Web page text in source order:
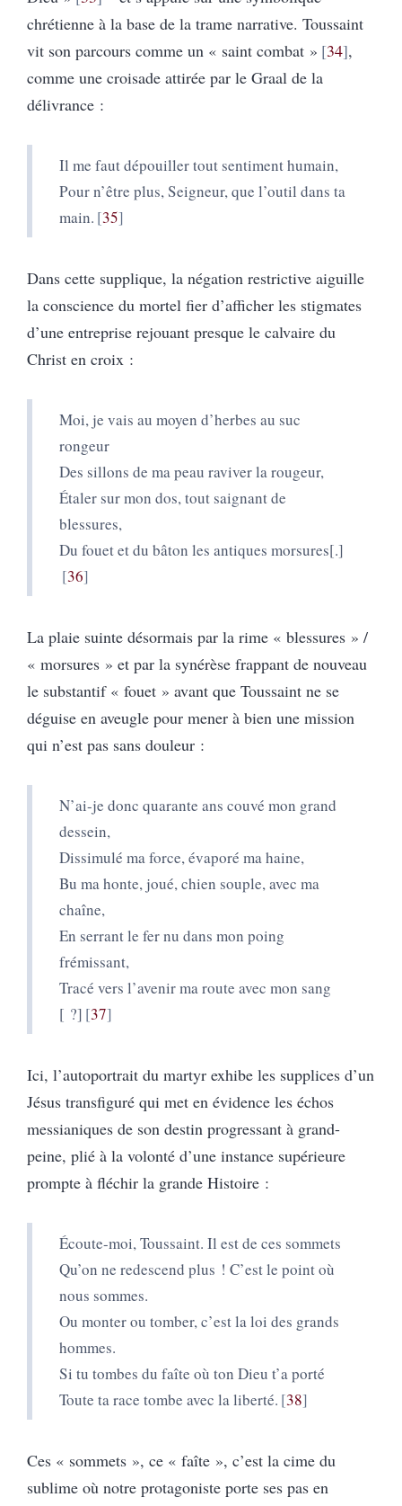
chrétienne à la base de la trame narrative. Toussaint
vit son parcours comme un « saint combat » 34 ,
comme une croisade attirée par le Graal de la
délivrance :
Il me faut dépouiller tout sentiment humain,
Pour n’être plus, Seigneur, que l’outil dans ta
main. 35
Dans cette supplique, la négation restrictive aiguille
la conscience du mortel fier d’afficher les stigmates
d’une entreprise rejouant presque le calvaire du
Christ en croix :
Moi, je vais au moyen d’herbes au suc
rongeur
Des sillons de ma peau raviver la rougeur,
Étaler sur mon dos, tout saignant de
blessures,
Du fouet et du bâton les antiques morsures[.]
36
La plaie suinte désormais par la rime « blessures » /
« morsures » et par la synérèse frappant de nouveau
le substantif « fouet » avant que Toussaint ne se
déguise en aveugle pour mener à bien une mission
qui n’est pas sans douleur :
N’ai-je donc quarante ans couvé mon grand
dessein,
Dissimulé ma force, évaporé ma haine,
Bu ma honte, joué, chien souple, avec ma
chaîne,
En serrant le fer nu dans mon poing
frémissant,
Tracé vers l’avenir ma route avec mon sang
[ ?] 37
Ici, l’autoportrait du martyr exhibe les supplices d’un
Jésus transfiguré qui met en évidence les échos
messianiques de son destin progressant à grand-
peine, plié à la volonté d’une instance supérieure
prompte à fléchir la grande Histoire :
Écoute-moi, Toussaint. Il est de ces sommets
Qu’on ne redescend plus ! C’est le point où
nous sommes.
Ou monter ou tomber, c’est la loi des grands
hommes.
Si tu tombes du faîte où ton Dieu t’a porté
Toute ta race tombe avec la liberté. 38
Ces « sommets », ce « faîte », c’est la cime du
sublime où notre protagoniste porte ses pas en